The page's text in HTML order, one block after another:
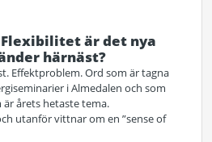
Flexibilitet är det nya
härnäst?
Effektproblem. Ord som är tagna
i Almedalen och som
årets hetaste tema.
utanför vittnar om en ”sense of